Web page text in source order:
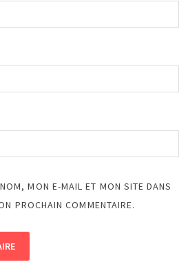
MON E-MAIL ET MON SITE DANS
PROCHAIN COMMENTAIRE.